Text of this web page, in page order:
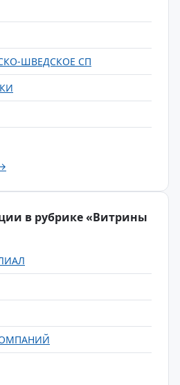
ШВЕДСКОЕ СП
в рубрике «Витрины